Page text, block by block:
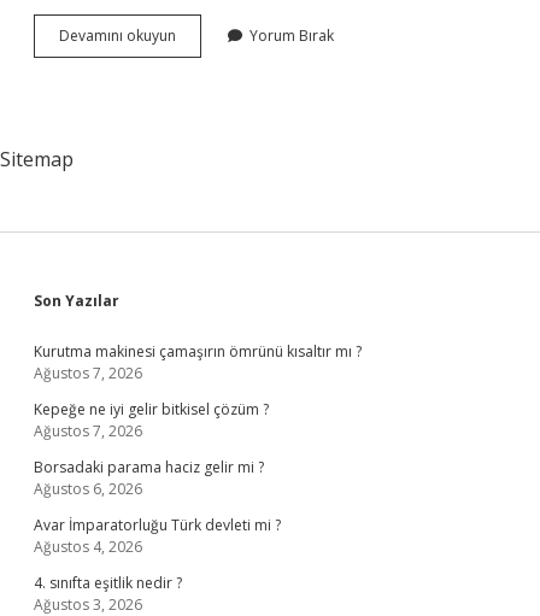
Devamını okuyun Çocuklarda
Kulak
Yorum Bırak
Sitemap
Sidebar
Son Yazılar
Kurutma makinesi çamaşırın ömrünü kısaltır mı ?
Ağustos 7, 2026
Kepeğe ne iyi gelir bitkisel çözüm ?
Ağustos 7, 2026
Borsadaki parama haciz gelir mi ?
Ağustos 6, 2026
Avar İmparatorluğu Türk devleti mi ?
Ağustos 4, 2026
4. sınıfta eşitlik nedir ?
Ağustos 3, 2026